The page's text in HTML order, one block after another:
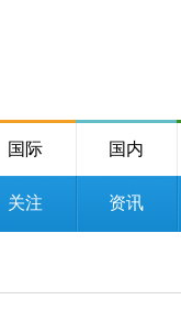
国际 国内
关注 资讯